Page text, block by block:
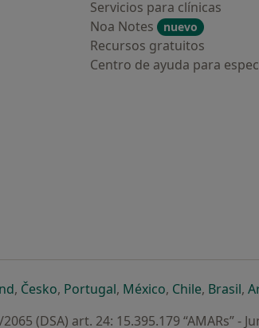
Servicios para clínicas
Noa Notes
nuevo
Recursos gratuitos
Centro de ayuda para
pestaña
nueva pestaña
se abre en una nueva pestaña
, Českose abre en una nueva pestaña
, Portugalse abre en una nueva
, Méxicose abre en una
, Chilese abre
, Brasilse
,
(DSA) art. 24: 15.395.179 “AMARs” -